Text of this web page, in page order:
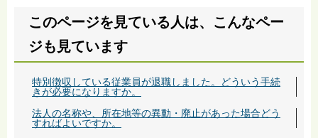
このページを見ている人は、こんなペー
ジも見ています
特別徴収している従業員が退職しました。どういう手続
きが必要になりますか。
法人の名称や、所在地等の異動・廃止があった場合どう
すればよいですか。